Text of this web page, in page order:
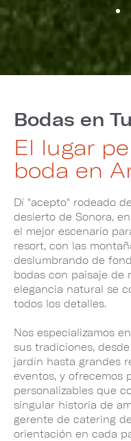
Bodas en
El lugar
boda en
Dí "acepto" rodeado
desierto de Sonora,
el mejor escenario
resort, con las
deslumbrando de
bodas con paisaje de
elegancia natural se
todos los detalles.
Nos especializamos
sus tradiciones,
jardín hasta grandes
eventos, y ofrecemos
personalizables que
singular historia de
gerente de catering
orientación en cada